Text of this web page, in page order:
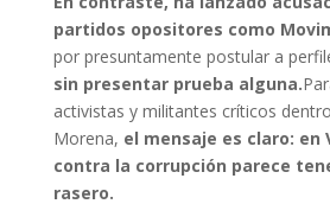
partidos opositores como
por presuntamente postular a
sin presentar prueba alguna.
activistas y militantes críticos
Morena, el mensaje es claro: en
contra la corrupción parece
rasero.